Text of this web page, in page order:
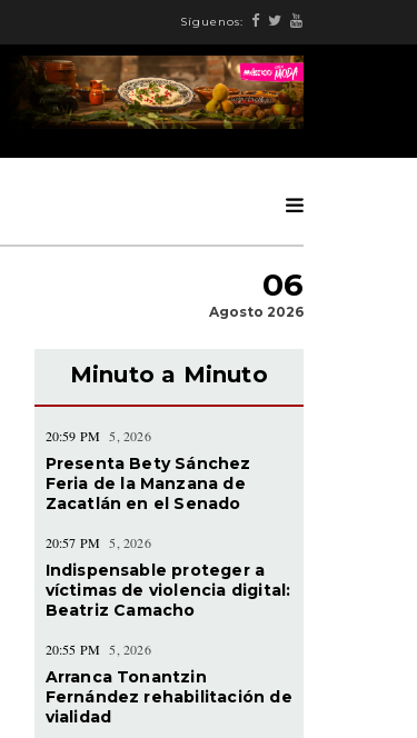
Síguenos:
06
Agosto 2026
Minuto a Minuto
20:59 PM 5, 2026
Presenta Bety Sánchez
Feria de la Manzana de
Zacatlán en el Senado
20:57 PM 5, 2026
Indispensable proteger a
víctimas de violencia digital:
Beatriz Camacho
20:55 PM 5, 2026
Arranca Tonantzin
Fernández rehabilitación de
vialidad